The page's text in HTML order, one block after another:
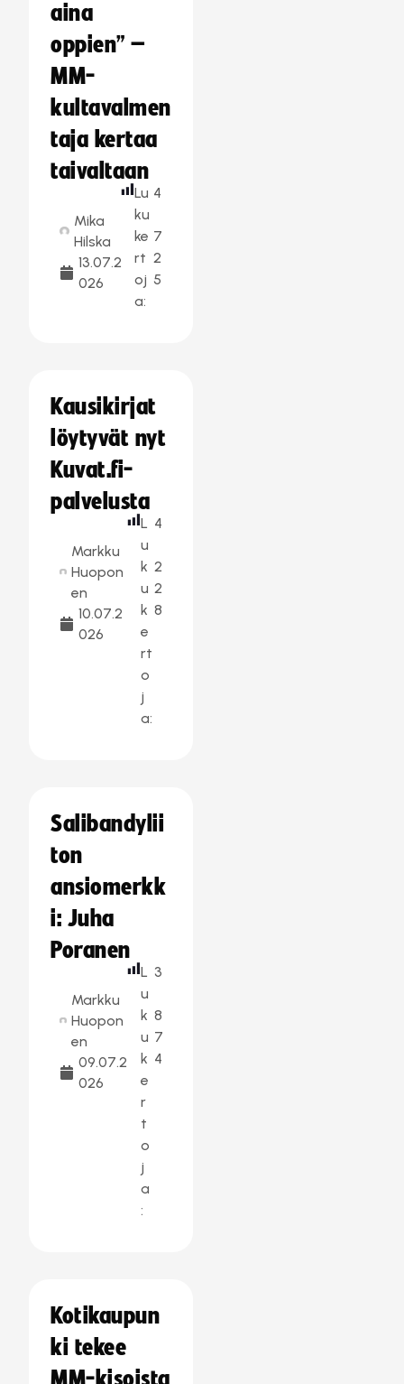
aina
oppien” –
MM-
kultavalmen
taja kertaa
taivaltaan
Mika
Hilska
13.07.2
026
Lu
ku
ke
rt
oj
a:
4
7
2
5
Kausikirjat
löytyvät nyt
Kuvat.fi-
palvelusta
Markku
Huopon
en
10.07.2
026
L
u
k
u
k
e
rt
o
j
a:
4
2
2
8
Salibandylii
ton
ansiomerkk
i: Juha
Poranen
Markku
Huopon
en
09.07.2
026
L
u
k
u
k
e
r
t
o
j
a
:
3
8
7
4
Kotikaupun
ki tekee